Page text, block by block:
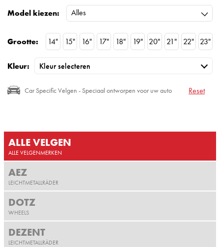
Model kiezen: Alles
Grootte: 14" 15" 16" 17" 18" 19" 20" 21" 22" 23"
Kleur:
Car Specific Velgen - Speciaal ontworpen voor uw auto Reset
ALLE VELGEN
ALLE VELGENMERKEN
AEZ
LEICHTMETALLRÄDER
DOTZ
WHEELS
DEZENT
LEICHTMETALLRÄDER